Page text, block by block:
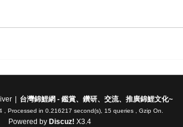
台灣錦鯉網 - 鑑賞、鑽研、交流、推廣錦鯉文化~
, Processed in 0.216217 second(s), 15 queries , Gzip On.
Powered by Discuz! X3.4